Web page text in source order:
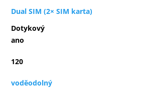
Dual SIM (2× SIM karta)
Dotykový
ano
120
voděodolný